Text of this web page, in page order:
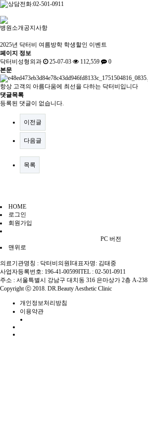
병원소개 공지사항
2025년 닥터비 여름방학 학생할인 이벤트
페이지 정보
닥터비성형외과
25-07-03 112,559
0
본문
항상 고객의 아름다움에 최선을 다하는 닥터비입니다
댓글목록
등록된 댓글이 없습니다.
이전글
다음글
목록
HOME
로그인
회원가입
PC 버전
맨위로
의료기관명칭 : 닥터비의원I대표자명: 김태중
사업자등록번호: 196-41-00599ITEL : 02-501-0911
주소 : 서울특별시 강남구 대치동 316 은마상가 2층 A-238
Copyright ⓒ 2018. DR.Beauty Aesthetic Clinic
개인정보처리방침
이용약관